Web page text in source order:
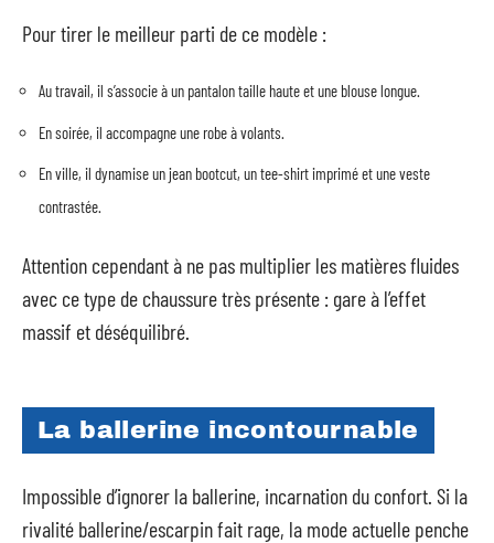
Pour tirer le meilleur parti de ce modèle :
Au travail, il s’associe à un pantalon taille haute et une blouse longue.
En soirée, il accompagne une robe à volants.
En ville, il dynamise un jean bootcut, un tee-shirt imprimé et une veste
contrastée.
Attention cependant à ne pas multiplier les matières fluides
avec ce type de chaussure très présente : gare à l’effet
massif et déséquilibré.
La ballerine incontournable
Impossible d’ignorer la ballerine, incarnation du confort. Si la
rivalité ballerine/escarpin fait rage, la mode actuelle penche